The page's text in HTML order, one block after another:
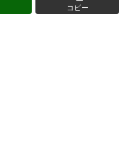
コピー